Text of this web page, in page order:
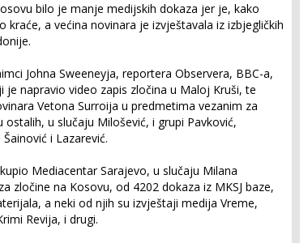
bilo je manje medijskih dokaza jer je, kako
kraće, a većina novinara je izvještavala iz izbjegličkih
Johna Sweeneyja, reportera Observera, BBC-a,
je napravio video zapis zločina u Maloj Kruši, te
Vetona Surroija u predmetima vezanim za
u slučaju Milošević, i grupi Pavković,
i Lazarević.
Mediacentar Sarajevo, u slučaju Milana
zločine na Kosovu, od 4202 dokaza iz MKSJ baze,
a neki od njih su izvještaji medija Vreme,
Revija, i drugi.